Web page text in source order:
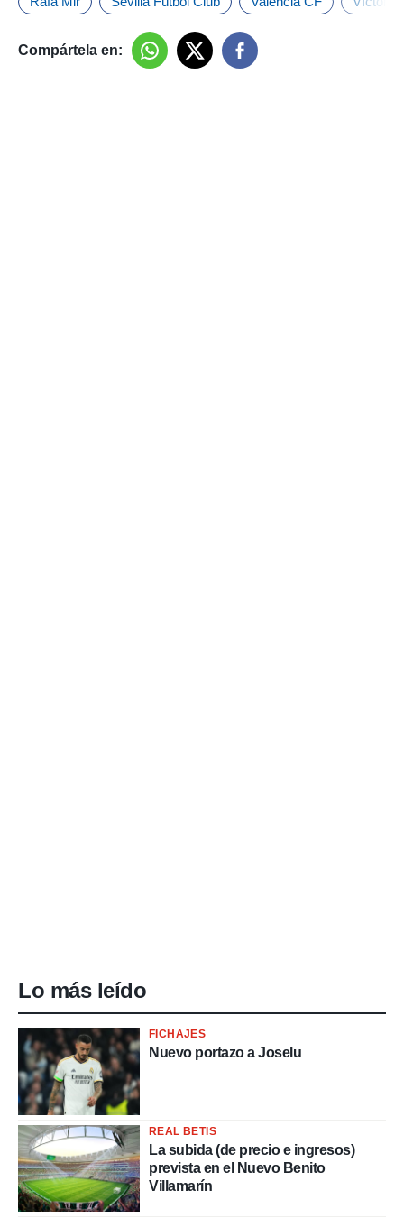
Compártela en:
Lo más leído
FICHAJES
Nuevo portazo a Joselu
REAL BETIS
La subida (de precio e ingresos)
prevista en el Nuevo Benito
Villamarín